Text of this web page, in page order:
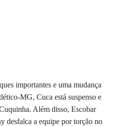
importantes e uma mudança
MG, Cuca está suspenso e
Além disso, Escobar
desfalca a equipe por torção no